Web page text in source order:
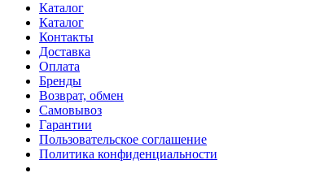
Каталог
Каталог
Контакты
Доставка
Оплата
Бренды
Возврат, обмен
Самовывоз
Гарантии
Пользовательское соглашение
Политика конфиденциальности